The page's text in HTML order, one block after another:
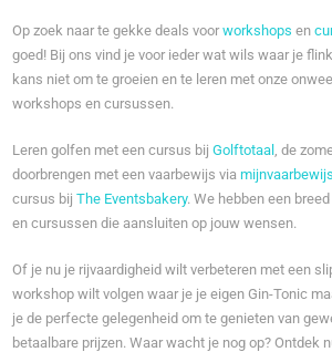
Op zoek naar te gekke deals voorworkshops en
goed! Bij ons vind je voor ieder wat wils waar je
kans niet om te groeien en te leren met onze
workshops en cursussen.
Leren golfen met een cursus bijGolftotaal , de
doorbrengen met een vaarbewijs via
cursus bijThe Eventsbakery. We hebben een
en cursussen die aansluiten op jouw wensen.
Of je nu je rijvaardigheid wilt verbeteren met een
workshop wilt volgen waar je je eigen Gin-Tonic
je de perfecte gelegenheid om te genieten van
betaalbare prijzen. Waar wacht je nog op? Ontdek